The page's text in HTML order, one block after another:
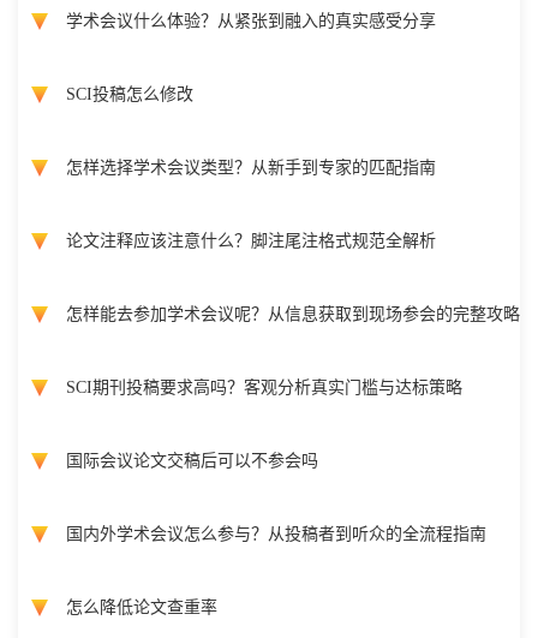
学术会议什么体验？从紧张到融入的真实感受分享
SCI投稿怎么修改
怎样选择学术会议类型？从新手到专家的匹配指南
论文注释应该注意什么？脚注尾注格式规范全解析
怎样能去参加学术会议呢？从信息获取到现场参会的完整攻略
SCI期刊投稿要求高吗？客观分析真实门槛与达标策略
国际会议论文交稿后可以不参会吗
国内外学术会议怎么参与？从投稿者到听众的全流程指南
怎么降低论文查重率